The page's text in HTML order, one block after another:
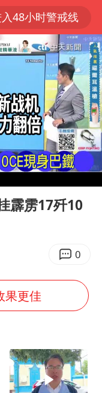
48小时警戒线
中方回应是否在太平洋海底开采稀土
响中国已成定局
佛得角门将亮相智利俱乐部主场
轰2球
格150.80元/股
箱上涨近百元
致车辆损坏”不实
电费会更低吗
三连降”
郑国霖回应去景区上班被保安拦下
干挑大梁
09:41
霹雳17歼10
0
果更佳